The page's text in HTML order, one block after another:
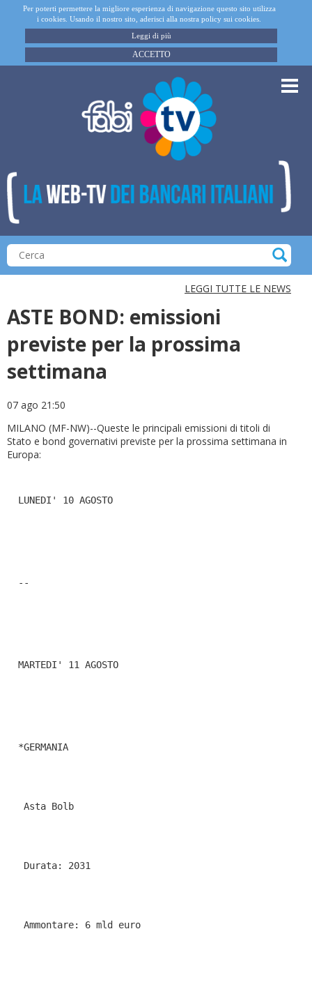
Per poterti permettere la migliore esperienza di navigazione questo sito utilizza
i cookies. Usando il nostro sito, aderisci alla nostra policy sui cookies.
Leggi di più
ACCETTO
LEGGI TUTTE LE NEWS
ASTE BOND: emissioni
previste per la prossima
settimana
07 ago 21:50
MILANO (MF-NW)--Queste le principali emissioni di titoli di
Stato e bond governativi previste per la prossima settimana in
Europa:
  LUNEDI' 10 AGOSTO
  --
  MARTEDI' 11 AGOSTO
  *GERMANIA
   Asta Bolb
   Durata: 2031
   Ammontare: 6 mld euro